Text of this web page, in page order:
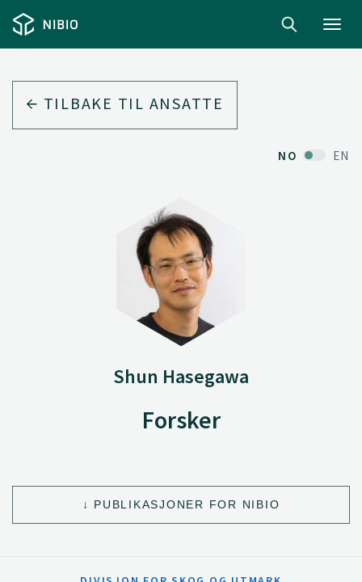
TILBAKE TIL ANSATTE
NO EN
Shun Hasegawa
Forsker
PUBLIKASJONER FOR NIBIO